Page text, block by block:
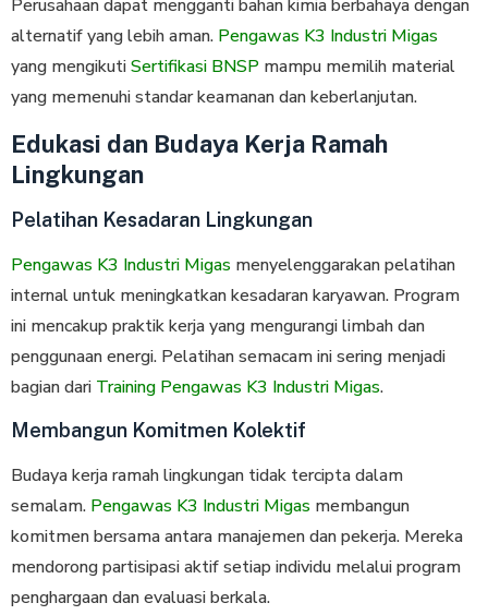
Perusahaan dapat mengganti bahan kimia berbahaya dengan
alternatif yang lebih aman. Pengawas K3 Industri Migas
yang mengikutiSertifikasi BNSP mampu memilih material
yang memenuhi standar keamanan dan keberlanjutan.
Edukasi dan Budaya Kerja Ramah
Lingkungan
Pelatihan Kesadaran Lingkungan
Pengawas K3 Industri Migas menyelenggarakan pelatihan
internal untuk meningkatkan kesadaran karyawan. Program
ini mencakup praktik kerja yang mengurangi limbah dan
penggunaan energi. Pelatihan semacam ini sering menjadi
bagian dari Training Pengawas K3 Industri Migas.
Membangun Komitmen Kolektif
Budaya kerja ramah lingkungan tidak tercipta dalam
semalam. Pengawas K3 Industri Migas membangun
komitmen bersama antara manajemen dan pekerja. Mereka
mendorong partisipasi aktif setiap individu melalui program
penghargaan dan evaluasi berkala.